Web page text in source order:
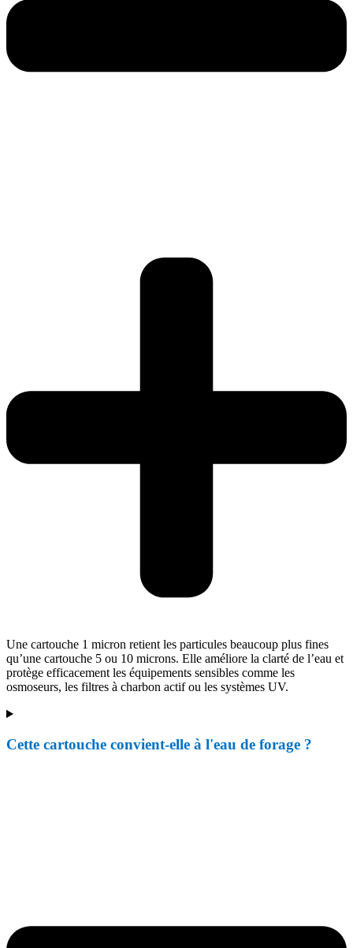
Une cartouche 1 micron retient les particules beaucoup plus fines
qu’une cartouche 5 ou 10 microns. Elle améliore la clarté de l’eau et
protège efficacement les équipements sensibles comme les
osmoseurs, les filtres à charbon actif ou les systèmes UV.
Cette cartouche convient-elle à l'eau de forage ?